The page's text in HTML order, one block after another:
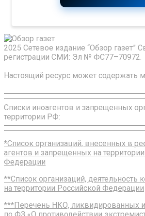
2025 Сетевое издание “Обзор газет”
регистрации СМИ: Эл № ФС77–70972.
Настоящий ресурс может содержать
Списки иноагентов и запрещенных
территории РФ:
*Список организаций, внесенных в
агентов и запрещенных на
Федерации
**Список организаций, деятельность
на территории Российской Федерации
***Перечень НКО, ликвидированных